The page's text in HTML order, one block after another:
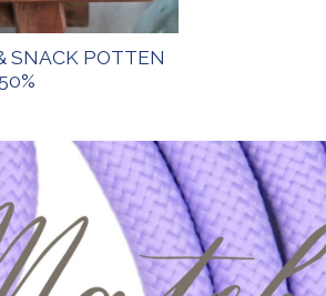
SNACK POTTEN